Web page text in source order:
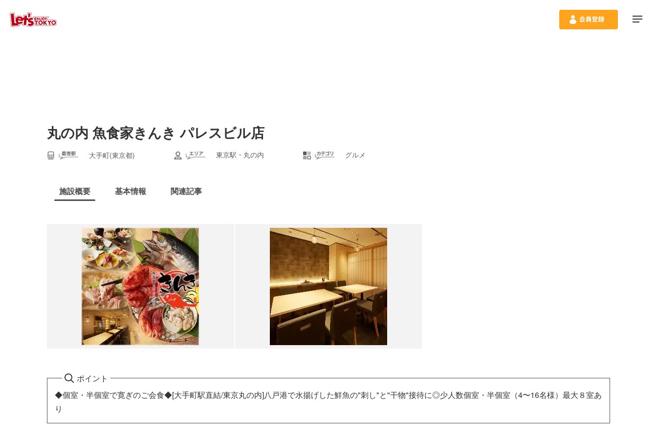
丸の内 魚食家きんき パレスビル店
大手町(東京都) 東京駅・丸の内 グルメ
施設概要 基本情報 関連記事
ポイント
◆個室・半個室で寛ぎのご会食◆[大手町駅直結/東京丸の内]八戸港で水揚げした鮮魚の"刺し"と"干物"接待に◎少人数個室・半個室（4〜16名様）最大８室あ
り